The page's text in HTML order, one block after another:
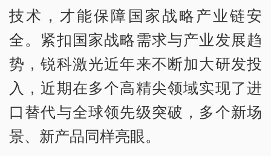
技术，才能保障国家战略产业链安
全。紧扣国家战略需求与产业发展趋
势，锐科激光近年来不断加大研发投
入，近期在多个高精尖领域实现了进
口替代与全球领先级突破，多个新场
景、新产品同样亮眼。